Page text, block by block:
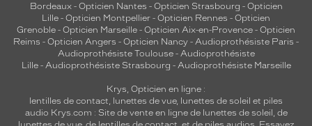
Bordeaux- Opticien Nantes - Opticien Strasbourg - Opticien
Lille - Opticien Montpellier - Opticien Rennes - Opticien
Grenoble - Opticien Marseille - Opticien Aix-en-Provence - Opticien
Reims - Opticien Angers - Opticien Nancy - Audioprothésiste Paris -
Audioprothésiste Toulouse- Audioprothésiste
Lille- Audioprothésiste Strasbourg - Audioprothésiste Marseille
Krys, Opticien en ligne :
lentilles de contact, lunettes de vue, lunettes de soleil et piles
audio Krys.com : Site de vente en ligne de lunettes de soleil, de